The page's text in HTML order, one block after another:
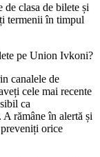
clasa de bilete și
termenii în timpul
pe Union Ivkoni?
canalele de
cele mai recente
ca
rămâne în alertă și
orice